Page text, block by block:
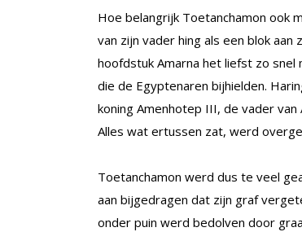
Hoe belangrijk Toetanchamon ook
van zijn vader hing als een blok
hoofdstuk Amarna het liefst zo snel
die de Egyptenaren bijhielden.
koning Amenhotep III, de vader
Alles wat ertussen zat, werd
Toetanchamon werd dus te veel
aan bijgedragen dat zijn graf
onder puin werd bedolven door